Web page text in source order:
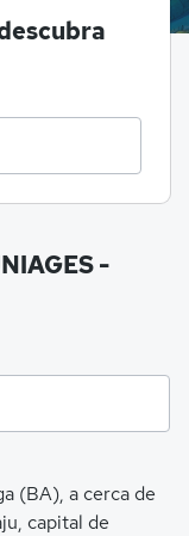
-
(BA), a cerca de
capital de